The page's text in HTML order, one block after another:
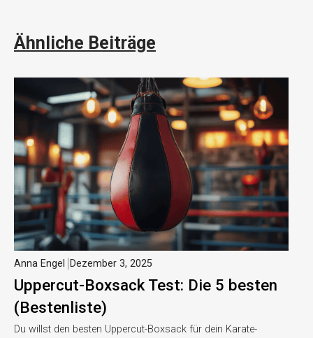
Ähnliche Beiträge
Uppercut-Boxsack Test: Die 5 besten
(Bestenliste)
Anna Engel Dezember 3, 2025
Du willst den besten Uppercut-Boxsack für dein Karate-